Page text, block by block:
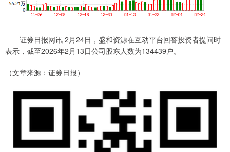
证券日报网讯 2月24日，盛和资源在互动平台回答投资者提问时
表示，截至2026年2月13日公司股东人数为134439户。
（文章来源：证券日报）